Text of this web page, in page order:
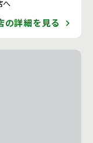
へ
の詳細を見る